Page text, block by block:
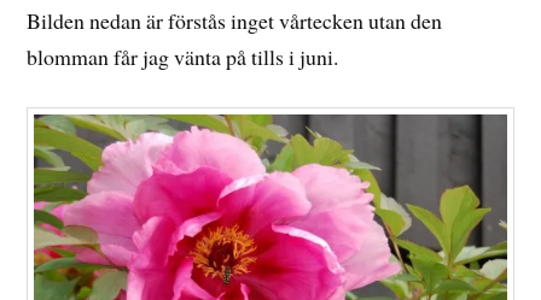
Bilden nedan är förstås inget vårtecken utan den
blomman får jag vänta på tills i juni.